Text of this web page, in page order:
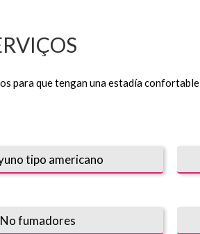
para que tengan una estadía confortable
tipo americano
No fumadores